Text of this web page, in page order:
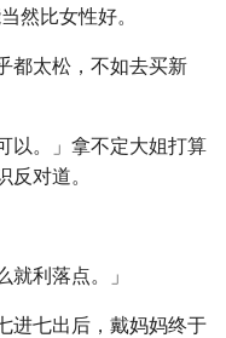
然比女性好。
都太松，不如去买新
以。」拿不定大姐打算
对道。
就利落点。」
进七出后，戴妈妈终于